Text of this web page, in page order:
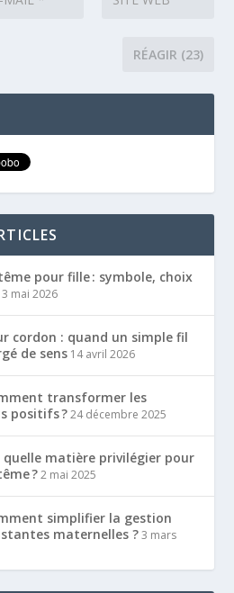
pour fille : symbole, choix
mai 2026
cordon : quand un simple fil
de sens 14 avril 2026
transformer les
positifs ? 24 décembre 2025
quelle matière privilégier pour
? 2 mai 2025
simplifier la gestion
maternelles ? 3 mars